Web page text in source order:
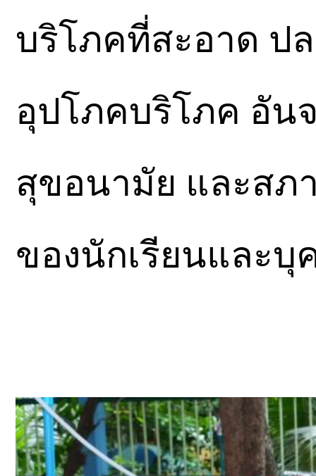
บริโภคที่สะอาด ป
อุปโภคบริโภค อัน
สุขอนามัย และสภ
ของนักเรียนและบุ